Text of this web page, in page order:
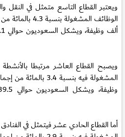
ويعتبر القطاع التاسع متمثل في النقل
ويصبح القطاع العاشر مرتبطا
أما القطاع الحادي عشر فيتمثل في